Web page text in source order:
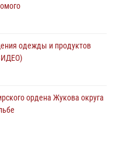
одежды и продуктов
ордена Жукова округа
устроившего